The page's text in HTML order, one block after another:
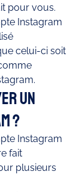
pour vous.
Instagram
celui-ci soit
un
?
Instagram
fait
plusieurs